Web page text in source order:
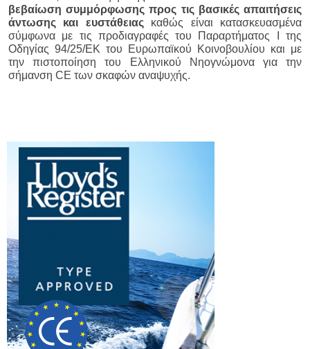
βεβαίωση συμμόρφωσης προς τις βασικές απαιτήσεις
άντωσης και ευστάθειας καθώς είναι κατασκευασμένα
σύμφωνα με τις προδιαγραφές του Παραρτήματος Ι της
Οδηγίας 94/25/ΕΚ του Ευρωπαϊκού Κοινοβουλίου και με
την πιστοποίηση του Ελληνικού Νηογνώμονα για την
σήμανση CE των σκαφών αναψυχής.